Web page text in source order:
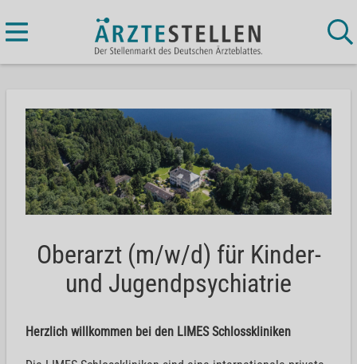
Oberarzt (m/w/d) für Kinder-
und Jugendpsychiatrie
Herzlich willkommen bei den LIMES Schlosskliniken